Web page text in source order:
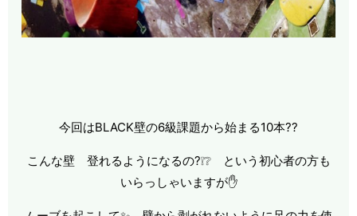
今回はBLACK壁の6級課題から始まる10本??
こんな壁 登れるようになるの?❕❔ という初心者の方も
いらっしゃいますが✋